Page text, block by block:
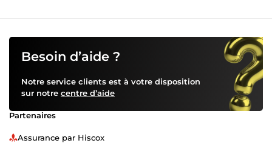
de contribuer au développement de compétences dans le
domaine du BTP et de la conception numérique. Je suis
reconnu pour mon professionnalisme, ma rigueur et mon
sens de l’écoute. Mon objectif est de transformer vos idées
en projets concrets, avec des résultats à la hauteur de vos
attentes. 📩 Vous avez un projet en 2D ou 3D ? Contactez-
moi dès maintenant pour donner vie à vos idées avec un
rendu réaliste et professionnel.
Besoin d’aide ?
Notre service clients est à votre disposition
sur notre centre d’aide
Partenaires
Assurance par Hiscox